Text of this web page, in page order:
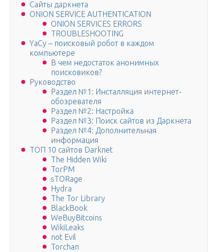
Сайты даркнета
ONION SERVICE AUTHENTICATION
ONION SERVICES ERRORS
TROUBLESHOOTING
YaCy – поисковый робот в каждом
компьютере
В чем недостаток анонимных
поисковиков?
Руководство
Раздел №1: Инсталляция интернет-
обозревателя
Раздел №2: Настройка
Раздел №3: Поиск сайтов из Даркнета
Раздел №4: Дополнительная
информация
ТОП 10 сайтов Darknet
The Hidden Wiki
TorPM
sTORage
Hydra
The Tor Library
BlackBook
WeBuyBitcoins
WikiLeaks
not Evil
Torchan